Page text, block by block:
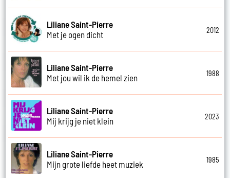
Liliane Saint-Pierre
Met je ogen dicht
2012
Liliane Saint-Pierre
Met jou wil ik de hemel zien
1988
Liliane Saint-Pierre
Mij krijg je niet klein
2023
Liliane Saint-Pierre
Mijn grote liefde heet muziek
1985